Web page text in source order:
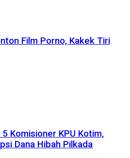
Film Porno, Kakek Tiri
Komisioner KPU Kotim,
Dana Hibah Pilkada